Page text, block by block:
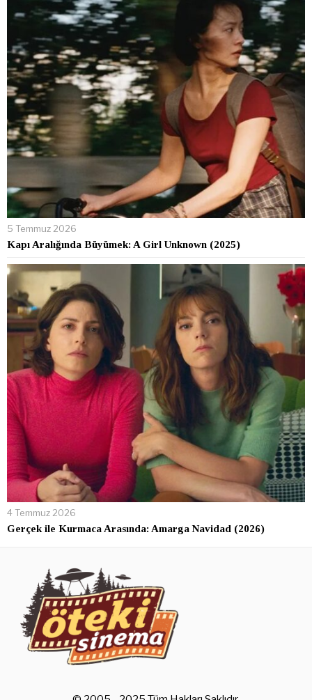
5 Temmuz 2026
Kapı Aralığında Büyümek: A Girl Unknown (2025)
4 Temmuz 2026
Gerçek ile Kurmaca Arasında: Amarga Navidad (2026)